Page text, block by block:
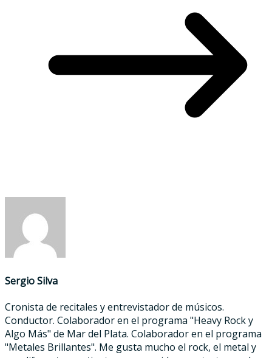
Sergio Silva
Cronista de recitales y entrevistador de músicos.
Conductor. Colaborador en el programa "Heavy Rock y
Algo Más" de Mar del Plata. Colaborador en el programa
"Metales Brillantes". Me gusta mucho el rock, el metal y